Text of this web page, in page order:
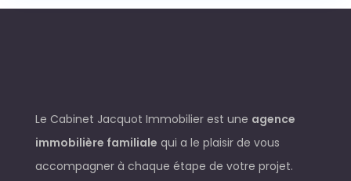
Le Cabinet Jacquot Immobilier est une agence
immobilière familiale qui a le plaisir de vous
accompagner à chaque étape de votre projet.